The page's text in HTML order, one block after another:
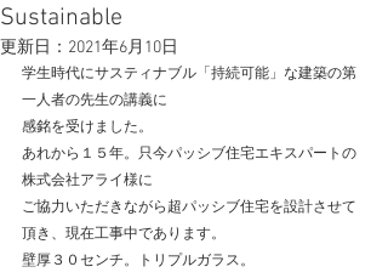
Sustainable
更新日： 2021年6月10日
学生時代にサスティナブル 「持続可能」 な建築の第
一人者の先生の講義に
感銘を受けました。
あれから１５年。只今パッシブ住宅エキスパートの
株式会社アライ様に
ご協力いただきながら超パッシブ住宅を設計させて
頂き、現在工事中であります。
壁厚３０センチ。トリプルガラス。